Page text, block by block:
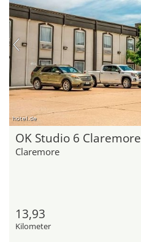
hotel.de
OK Studio 6 Claremore
Claremore
13,93
Kilometer